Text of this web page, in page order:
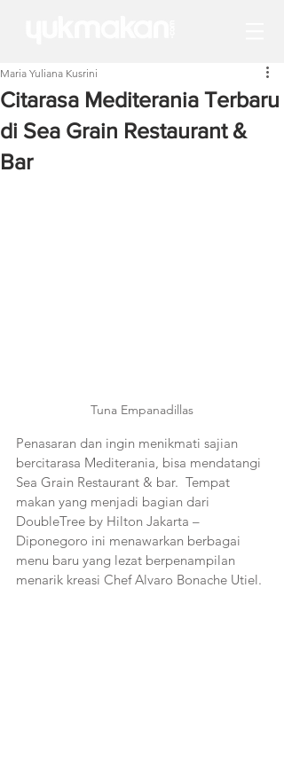
Citarasa Mediterania Terbaru
di Sea Grain Restaurant &
Bar
Maria Yuliana Kusrini
Tuna Empanadillas
Penasaran dan ingin menikmati sajian
bercitarasa Mediterania, bisa mendatangi
Sea Grain Restaurant & bar.  Tempat
makan yang menjadi bagian dari
DoubleTree by Hilton Jakarta –
Diponegoro ini menawarkan berbagai
menu baru yang lezat berpenampilan
menarik kreasi Chef Alvaro Bonache Utiel.